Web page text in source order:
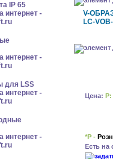
IP 65
для LSS
V-
LC-
Цена: Р:
*Р -
Есть на